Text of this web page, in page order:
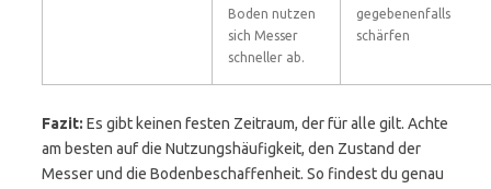
Boden nutzen
sich Messer
schneller ab.
gegebenenfalls
schärfen
Fazit: Es gibt keinen festen Zeitraum, der für alle gilt. Achte
am besten auf die Nutzungshäufigkeit, den Zustand der
Messer und die Bodenbeschaffenheit. So findest du genau